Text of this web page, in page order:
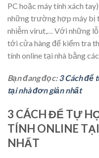
PC hoặc máy tính xách
những trường hợp máy bị
nhiễm virut,… Với những
tới cửa hàng để kiểm tra
tính online tại nhà bằng
Bạn đang đọc:3 Cách để
tại nhà đơn giản nhất
3 CÁCH ĐỂ TỰ
TÍNH ONLINE
NHẤT